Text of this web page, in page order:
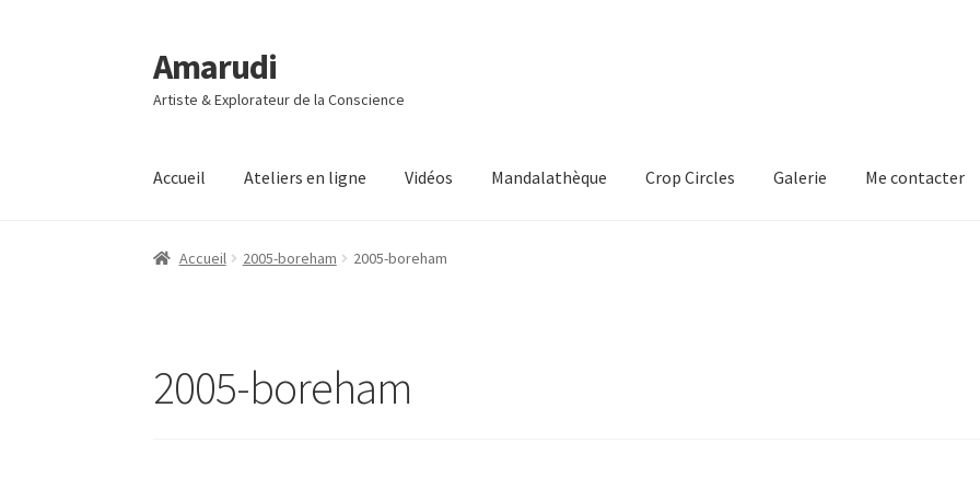
Aller
à
la
Aller
au
contenu
Amarudi
Artiste & Explorateur de la Conscience
Accueil Ateliers en ligne Vidéos Mandalathèque Crop Circles Galerie Me contacter
Accueil Accueil Ateliers en ligne Boutique
Accueil 2005-boreham 2005-boreham
2005-boreham